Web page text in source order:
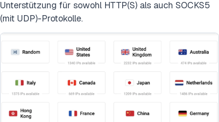
Unterstützung für sowohl HTTP(S) als auch SOCKS5
(mit UDP)-Protokolle.